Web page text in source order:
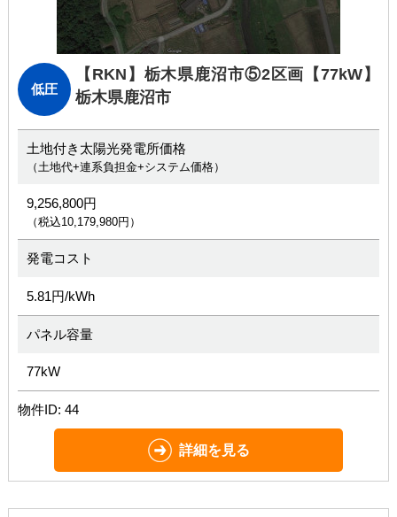
低圧
【RKN】栃木県鹿沼市⑤2区画 【77kW】
栃木県鹿沼市
土地付き太陽光発電所価格
（土地代+連系負担金+システム価格）
9,256,800円
（税込10,179,980円）
発電コスト
5.81円/kWh
パネル容量
77kW
物件ID: 44
詳細を見る